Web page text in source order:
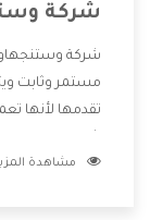
شركة
شركة
مستمر وثابت
تقدمها لأنها
المنتجات
مشاهدة